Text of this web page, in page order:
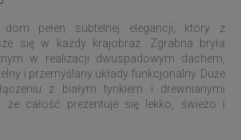
pełen subtelnej elegancji, który z
się w każdy krajobraz. Zgrabna bryła
w realizacji dwuspadowym dachem,
i przemyślany układy funkcjonalny. Duże
z białym tynkiem i drewnianymi
że całość prezentuje się lekko, świeżo i